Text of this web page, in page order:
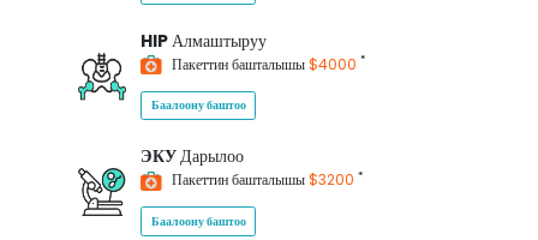
HIPАлмаштыруу
Пакеттин башталышы$4000 *
Баалоону баштоо
ЭКУДарылоо
Пакеттин башталышы$3200 *
Баалоону баштоо